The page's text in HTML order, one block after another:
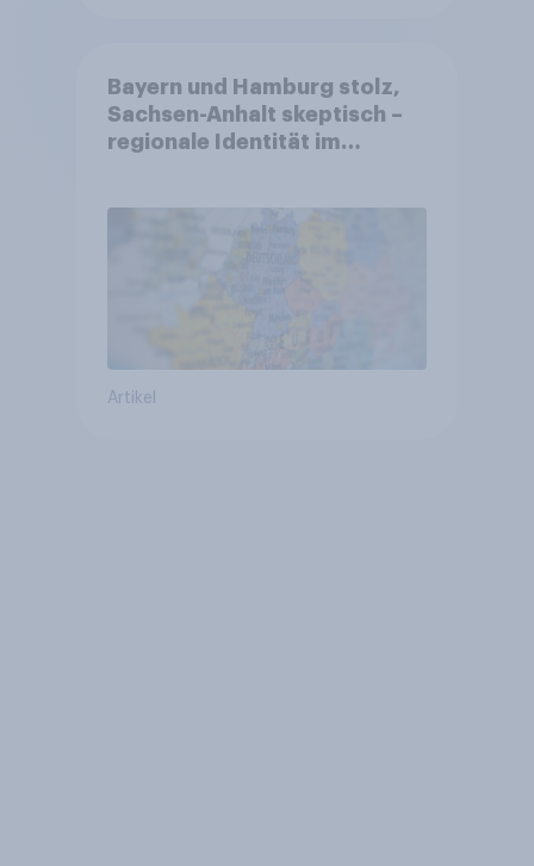
Bayern und Hamburg stolz,
Sachsen-Anhalt skeptisch –
regionale Identität im
Artikel